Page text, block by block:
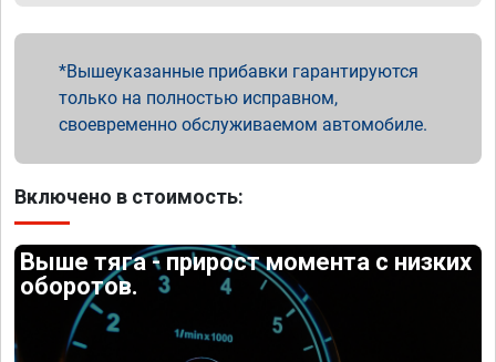
Вышеуказанные прибавки гарантируются
только на полностью исправном,
своевременно обслуживаемом автомобиле.
Включено в стоимость:
Выше тяга - прирост момента с низких
оборотов.